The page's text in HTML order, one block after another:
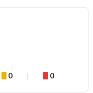
0 0